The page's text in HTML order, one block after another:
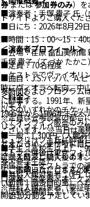
■一般：1,300円（入館券
■学生（高校生以上）：
券・要学生証）
■無料入館対象者：0円（
館対象者（要証明書／ご
・友の会会員
・障がい者手帳をお持ち
名）
・招待券（株主優待券を
・中学生以下の方（必ず
／保護者のチケット購入
項＞
□本鑑賞会は事前予約制
日時・イベント以外での
替はできませんので、あ
い。
券または参加券のみ）を
トサイトよりご購入くだ
■演奏者：手塚 貴子 氏（
■日にち：2026年8月29日
■時間：15：00～15：40
■会場：荏原 畠山美術館
■定員：70名程度
■曲目：J.S.バッハ、A.
奏時間およびプログラム
います。
※定員は会場設営の都合
ございます。※当日は美
せください。受付時に当
証」をお渡しいたします
にご鑑賞いただけます。
（新館１階多目的室）へ
開始30分前を予定してい
＜演奏者プロフィール＞
手塚 貴子（てづか たか
ーケストラでヴァイオリ
時にヴィオラへ転向。中
に師事する。1991年、新
1995年から1996年まで
リン・フィルハーモニー
ヒ・フリッツェ氏に師事
ストラ合併後は東京フィ
所属。オーケストラでの
ロ演奏、弦楽器・オーケ
い活動を展開している。
＜料金＞
以下のいずれかのチケッ
べてオンライン販売のみ
■一般：1,300円（入館券
■学生（高校生以上）：
券・要学生証）
■無料入館対象者：0円
※無料入館対象者（要証
・友の会会員
＜オンラインチケットに
ご購入時・ご購入後のオ
るご不明点は、こちらの
い。